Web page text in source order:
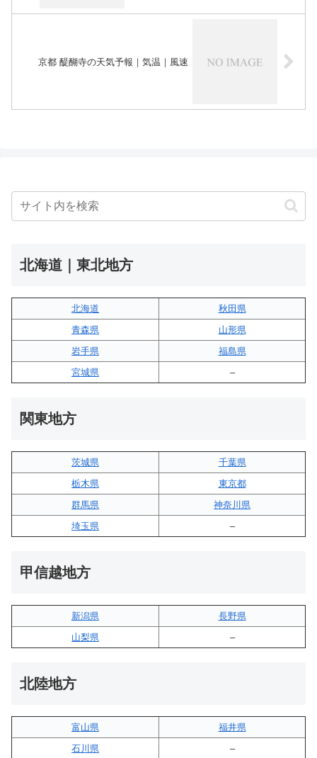
京都 醍醐寺の天気予報｜気温｜風速
北海道｜東北地方
北海道
秋田県
青森県
山形県
岩手県
福島県
宮城県
–
関東地方
茨城県
千葉県
栃木県
東京都
群馬県
神奈川県
埼玉県
–
甲信越地方
新潟県
長野県
山梨県
–
北陸地方
富山県
福井県
石川県
–